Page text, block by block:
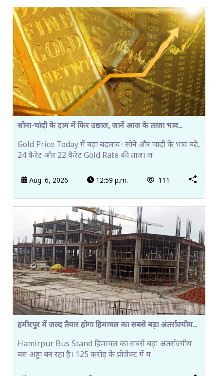
सोना-चांदी के दाम में फिर उछाल, जानें आज के ताजा भाव...
Gold Price Today में बड़ा बदलाव। सोने और चांदी के भाव बढ़े,
24 कैरेट और 22 कैरेट Gold Rate की ताजा ज
Aug. 6, 2026 12:59 p.m. 111
हमीरपुर में जल्द तैयार होगा हिमाचल का सबसे बड़ा अंतर्राज्यीय...
Hamirpur Bus Stand हिमाचल का सबसे बड़ा अंतर्राज्यीय
बस अड्डा बन रहा है। 125 करोड़ के प्रोजेक्ट में य